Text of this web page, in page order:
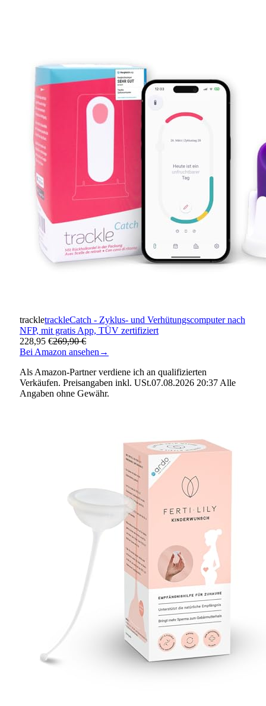
trackletrackleCatch - Zyklus- und Verhütungscomputer nach
NFP, mit gratis App, TÜV zertifiziert
228,95 €269,90 €
Bei Amazon ansehen →
Als Amazon-Partner verdiene ich an qualifizierten
Verkäufen. Preisangaben inkl. USt.07.08.2026 20:37 Alle
Angaben ohne Gewähr.